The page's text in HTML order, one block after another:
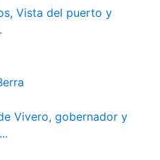
Vista del puerto y
Vivero, gobernador y